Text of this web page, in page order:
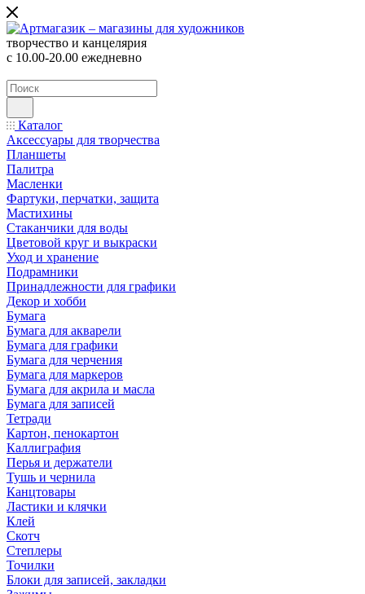
творчество и канцелярия
с 10.00-20.00 ежедневно
Каталог
Аксессуары для творчества
Планшеты
Палитра
Масленки
Фартуки, перчатки, защита
Мастихины
Стаканчики для воды
Цветовой круг и выкраски
Уход и хранение
Подрамники
Принадлежности для графики
Декор и хобби
Бумага
Бумага для акварели
Бумага для графики
Бумага для черчения
Бумага для маркеров
Бумага для акрила и масла
Бумага для записей
Тетради
Картон, пенокартон
Каллиграфия
Перья и держатели
Тушь и чернила
Канцтовары
Ластики и клячки
Клей
Скотч
Степлеры
Точилки
Блоки для записей, закладки